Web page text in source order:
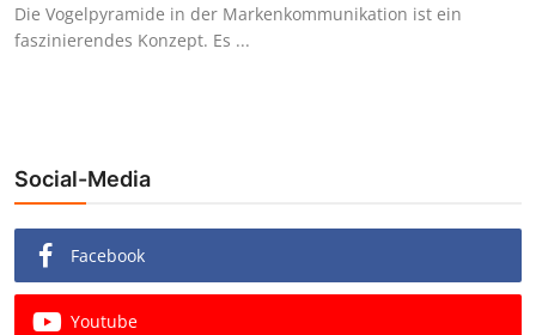
Die Vogelpyramide in der Markenkommunikation ist ein
faszinierendes Konzept. Es ...
Social-Media
Facebook
Youtube